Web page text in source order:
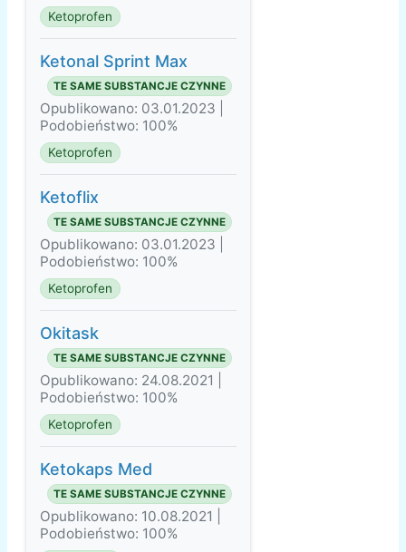
Ketoprofen
Ketonal Sprint Max
TE SAME SUBSTANCJE CZYNNE
Opublikowano: 03.01.2023 |
Podobieństwo: 100%
Ketoprofen
Ketoflix
TE SAME SUBSTANCJE CZYNNE
Opublikowano: 03.01.2023 |
Podobieństwo: 100%
Ketoprofen
Okitask
TE SAME SUBSTANCJE CZYNNE
Opublikowano: 24.08.2021 |
Podobieństwo: 100%
Ketoprofen
Ketokaps Med
TE SAME SUBSTANCJE CZYNNE
Opublikowano: 10.08.2021 |
Podobieństwo: 100%